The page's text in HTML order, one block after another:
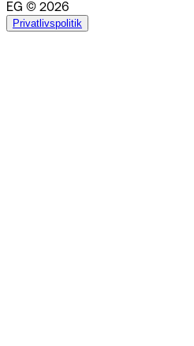
EG © 2026
Privatlivspolitik